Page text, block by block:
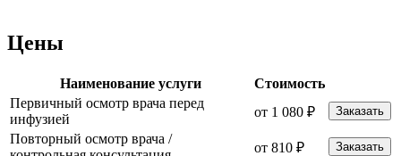
Цены
Наименование услуги
Стоимость
Первичный осмотр врача перед
инфузией
от 1 080 ₽ Заказать
Повторный осмотр врача /
от 810 ₽ Заказать